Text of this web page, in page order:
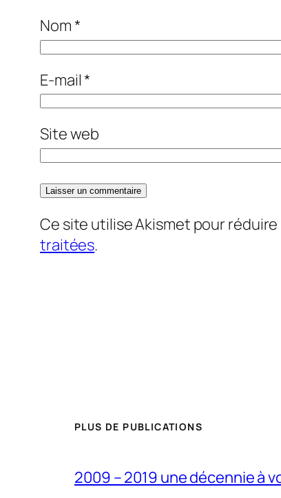
Nom*
E-mail*
Site web
Ce site utilise Akismet pour
traitées.
PLUS DE PUBLICATIONS
2009 – 2019 une décennie à